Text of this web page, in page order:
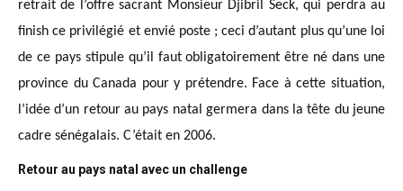
retrait de l’offre sacrant Monsieur Djibril Seck, qui perdra au
finish ce privilégié et envié poste ; ceci d’autant plus qu’une loi
de ce pays stipule qu’il faut obligatoirement être né dans une
province du Canada pour y prétendre. Face à cette situation,
l’idée d’un retour au pays natal germera dans la tête du jeune
cadre sénégalais. C’était en 2006.
Retour au pays natal avec un challenge